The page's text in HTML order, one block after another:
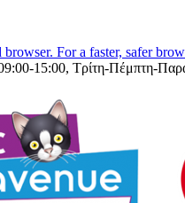
15:00, Τρίτη-Πέμπτη-